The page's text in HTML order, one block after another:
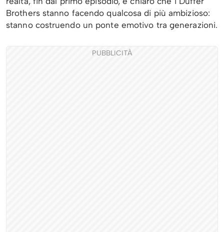
Brothers stanno facendo qualcosa di più ambizioso:
stanno costruendo un ponte emotivo tra generazioni.
PUBBLICITÀ